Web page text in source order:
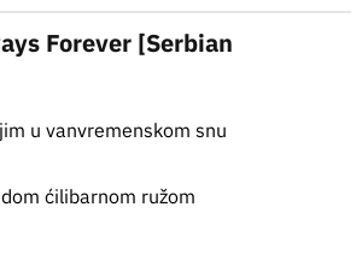
Forever [Serbian
u vanvremenskom snu
ćilibarnom ružom